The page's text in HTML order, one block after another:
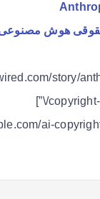
حقوقی هوش
story/
copyright-
ai-